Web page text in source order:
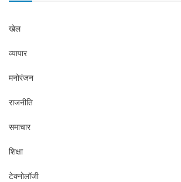
खेल
व्यापार
मनोरंजन
राजनीति
समाचार
शिक्षा
टेक्नोलॉजी